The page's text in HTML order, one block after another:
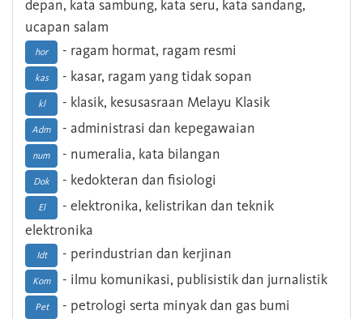
depan, kata sambung, kata seru, kata sandang,
ucapan salam
hor - ragam hormat, ragam resmi
kas - kasar, ragam yang tidak sopan
kl - klasik, kesusasraan Melayu Klasik
Adm - administrasi dan kepegawaian
num - numeralia, kata bilangan
Dok - kedokteran dan fisiologi
El
- elektronika, kelistrikan dan teknik
elektronika
Idt - perindustrian dan kerjinan
Kom - ilmu komunikasi, publisistik dan jurnalistik
Pet - petrologi serta minyak dan gas bumi